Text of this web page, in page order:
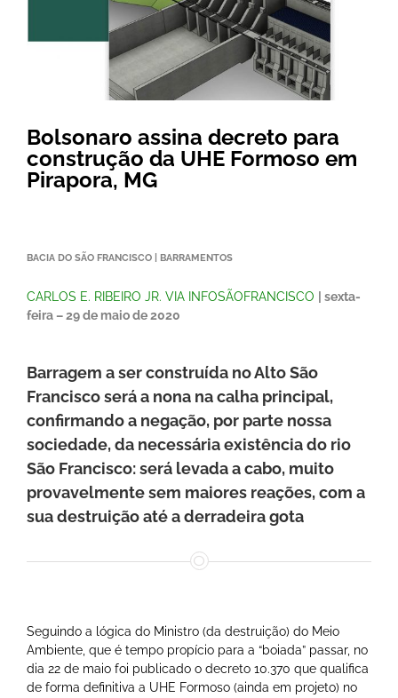
Bolsonaro assina decreto para
construção da UHE Formoso em
Pirapora, MG
BACIA DO SÃO FRANCISCO | BARRAMENTOS
CARLOS E. RIBEIRO JR. VIA INFOSÃOFRANCISCO
| sexta-
feira – 29 de maio de 2020
Barragem a ser construída no Alto São
Francisco será a nona na calha principal,
confirmando a negação, por parte nossa
sociedade, da necessária existência do rio
São Francisco: será levada a cabo, muito
provavelmente sem maiores reações, com a
sua destruição até a derradeira gota
Seguindo a lógica do Ministro (da destruição) do Meio
Ambiente, que é tempo propício para a “boiada” passar, no
dia 22 de maio foi publicado o decreto 10.370 que qualifica
de forma definitiva a UHE Formoso (ainda em projeto) no